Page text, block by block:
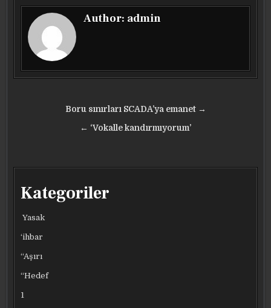
Author: admin
gezinmesi
Boru sınırları SCADA’ya emanet →
← ‘Vokalle kandırmıyorum’
Kategoriler
Yasak
‘ihbar
“Aşırı
“Hedef
1